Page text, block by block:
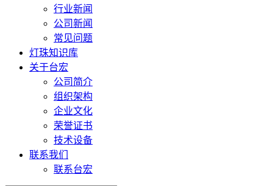
行业新闻
公司新闻
常见问题
灯珠知识库
关于台宏
公司简介
组织架构
企业文化
荣誉证书
技术设备
联系我们
联系台宏